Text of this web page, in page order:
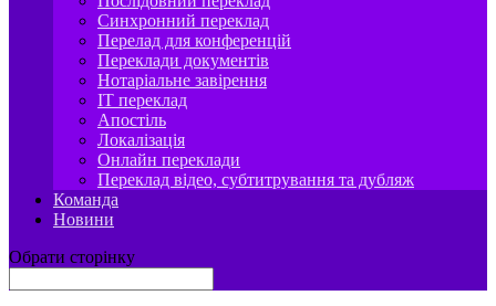
Синхронний переклад
Перелад для конференцій
Переклади документів
Нотаріальне завірення
IT переклад
Апостіль
Локалізація
Онлайн переклади
Переклад відео, субтитрування та дубляж
Команда
Новини
Обрати сторінку